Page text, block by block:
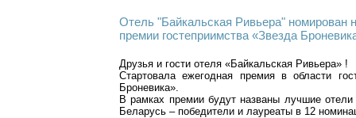
Отель "Байкальская Ривьера" номирован
премии гостеприимства «Звезда
Друзья и гости отеля «Байкальская Ривьера» !
Стартовала ежегодная премия в области
Броневика».
В рамках премии будут названы лучшие отели
Беларусь – победители и лауреаты в 12